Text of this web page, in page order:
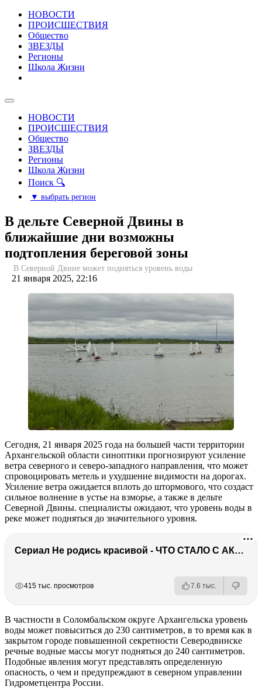
НОВОСТИ
ПРОИСШЕСТВИЯ
Общество
ЗВЕЗДЫ
Регионы
Школа Жизни
НОВОСТИ
ПРОИСШЕСТВИЯ
Общество
ЗВЕЗДЫ
Регионы
Школа Жизни
Поиск 🔍
▼ выбрать регион
В дельте Северной Двины в
ближайшие дни возможны
подтопления береговой зоны
В Северной Двине может подняться уровень воды
21 января 2025, 22:16
Сегодня, 21 января 2025 года на большей части территории
Архангельской области синоптики прогнозируют усиление
ветра северного и северо-западного направления, что может
спровоцировать метель и ухудшение видимости на дорогах.
Усиление ветра ожидается вплоть до штормового, что создаст
сильное волнение в устье на взморье, а также в дельте
Северной Двины. специалисты ожидают, что уровень воды в
реке может подняться до значительного уровня.
Сериал Не родись красивой - ЧТО СТАЛО С АКТЕРАМИ? Смерть, тюрьма и красота
415 тыс. просмотров 7.6 тыс.
В частности в Соломбальском округе Архангельска уровень
воды может повыситься до 230 сантиметров, в то время как в
закрытом городе повышенной секретности Северодвинске
речные водные массы могут подняться до 240 сантиметров.
Подобные явления могут представлять определенную
опасность, о чем и предупреждают в северном управлении
Гидрометцентра России.